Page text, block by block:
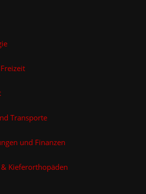
Transporte
und Finanzen
Kieferorthopäden